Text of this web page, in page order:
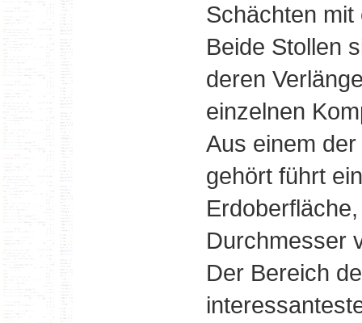
Schächten
Beide Stollen
deren
einzelnen
Aus einem
gehört führt
Durchmesser
Der Bereich